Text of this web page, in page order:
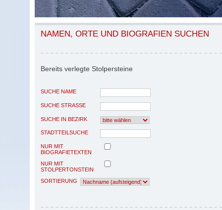
NAMEN, ORTE UND BIOGRAFIEN SUCHEN
Bereits verlegte Stolpersteine
SUCHE NAME
SUCHE STRASSE
SUCHE IN BEZIRK
STADTTEILSUCHE
NUR MIT
BIOGRAFIETEXTEN
NUR MIT
STOLPERTONSTEIN
SORTIERUNG